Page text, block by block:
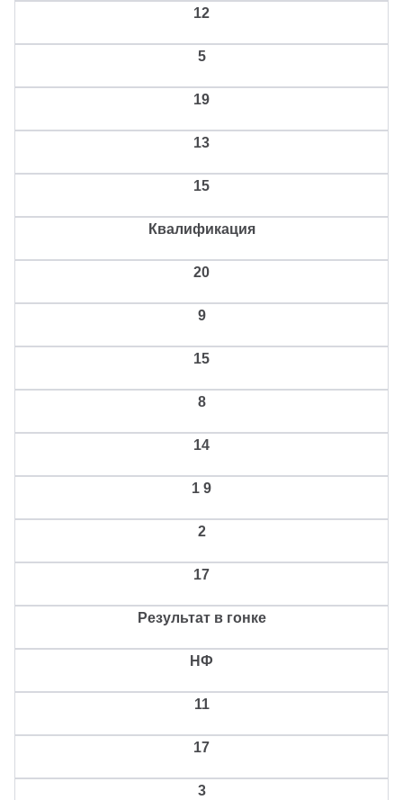
12
5
19
13
15
Квалификация
20
9
15
8
14
1 9
2
17
Результат в гонке
НФ
11
17
3